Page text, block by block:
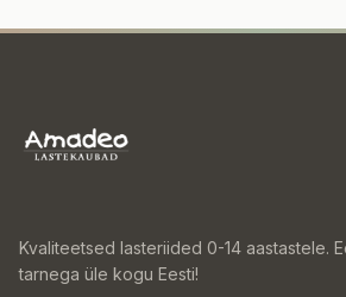
Kvaliteetsed lasteriided 0-14 aastastele.
tarnega üle kogu Eesti!